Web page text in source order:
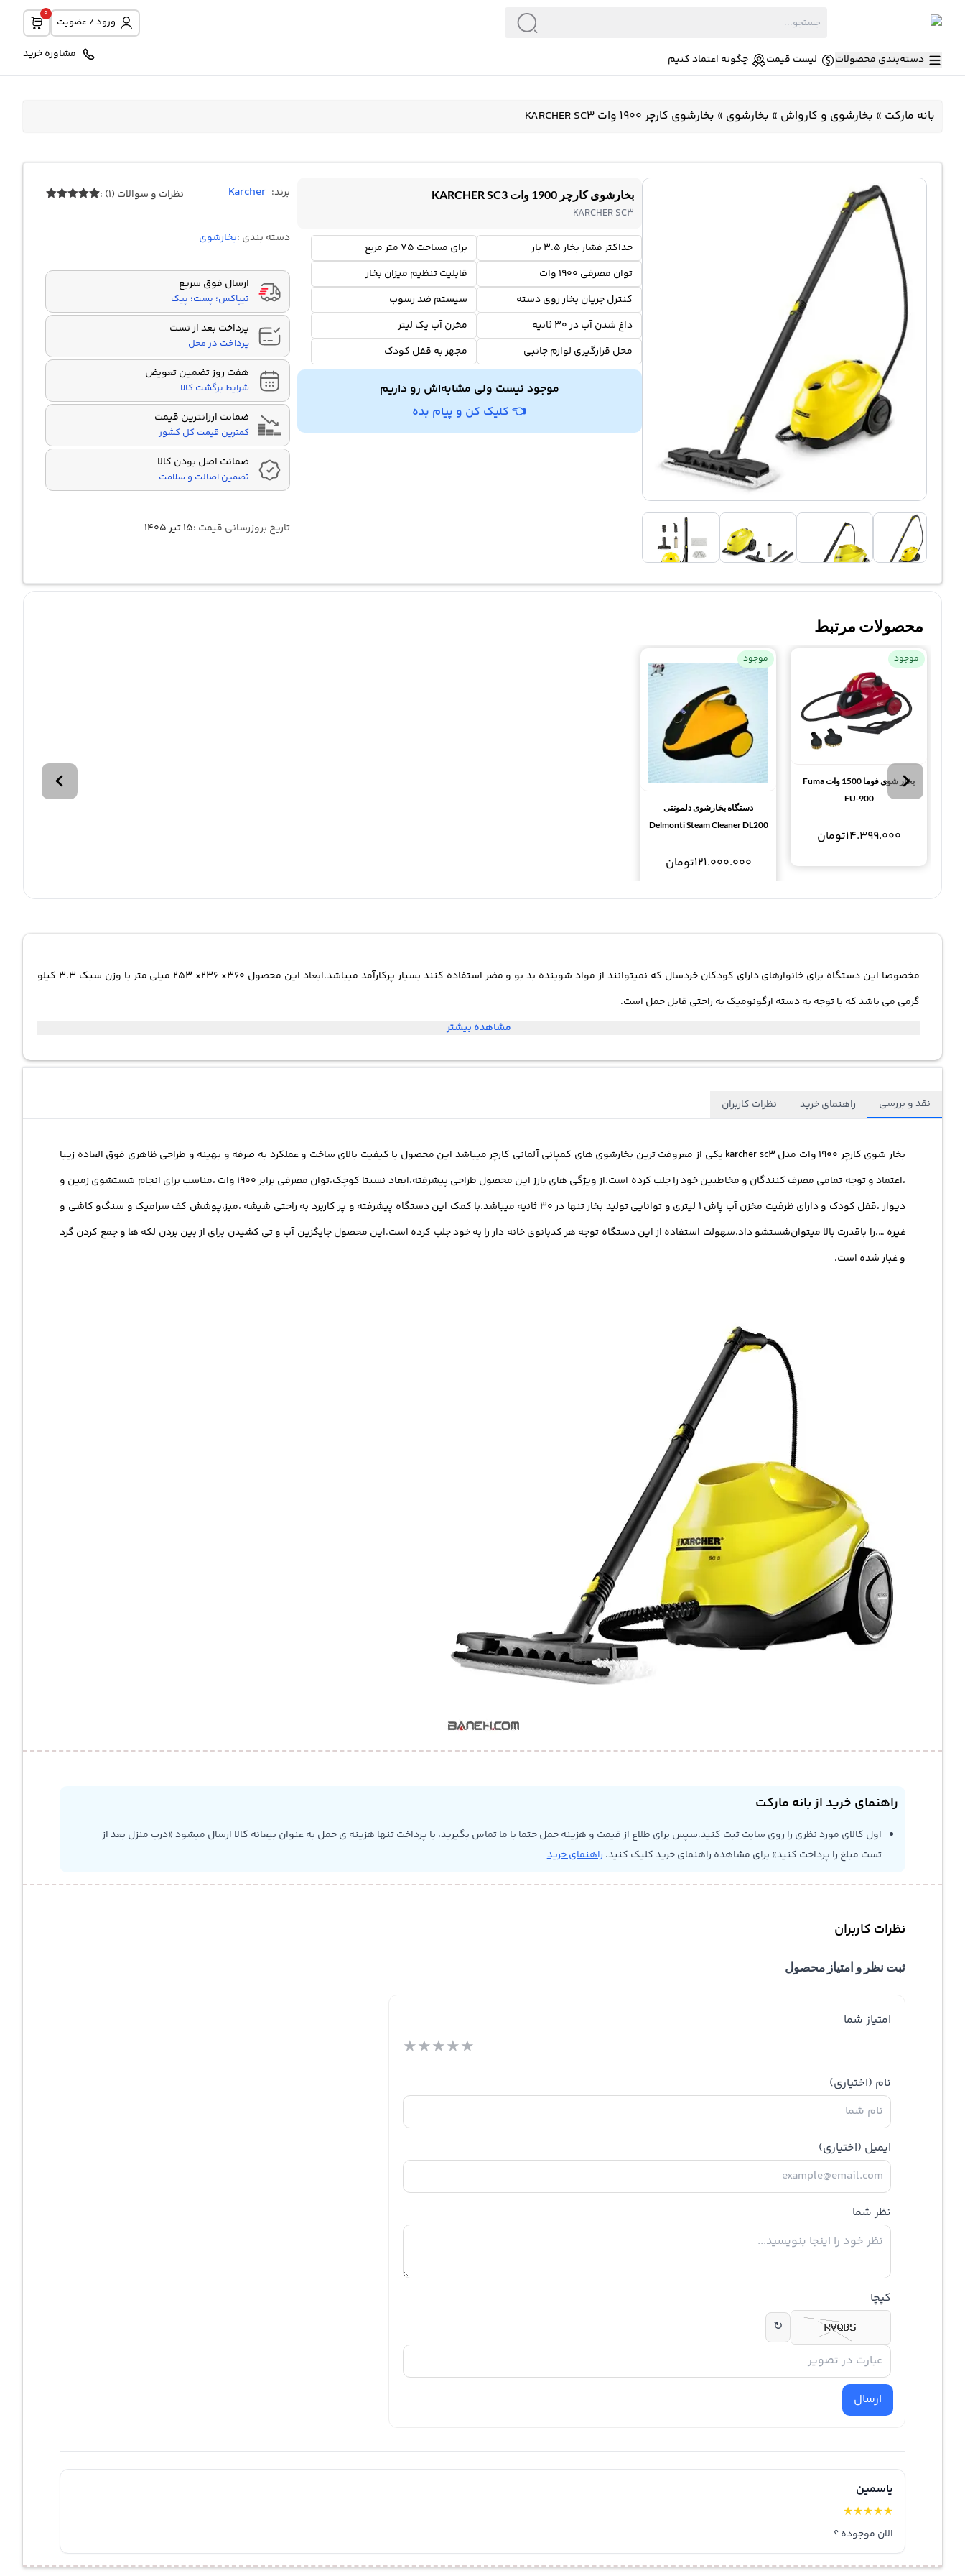
ورود / عضویت
0
دسته‌بندی محصولات لیست قیمت چگونه اعتماد کنیم مشاوره خرید
بانه مارکت » بخارشوی و کارواش » بخارشوی » بخارشوی کارچر 1900 وات KARCHER SC3
بخارشوی کارچر 1900 وات KARCHER SC3
KARCHER SC3
حداکثر فشار بخار 3.5 بار
برای مساحت 75 متر مربع
توان مصرفی 1900 وات
قابلیت تنظیم میزان بخار
کنترل جریان بخار روی دسته
سیستم ضد رسوب
داغ شدن آب در 30 ثانیه
مخزن آب یک لیتر
محل قرارگیری لوازم جانبی
مجهز به قفل کودک
موجود نیست ولی مشابه‌اش رو داریم
👈 کلیک کن و پیام بده
برند: Karcher نظرات و سوالات (1) :
دسته بندی :بخارشوی
ارسال فوق سریع
تیپاکس؛ پست؛ پیک
پرداخت بعد از تست
پرداخت در محل
هفت روز تضمین تعویض
شرایط برگشت کالا
ضمانت ارزانترین قیمت
کمترین قیمت کل کشور
ضمانت اصل بودن کالا
تضمین اصالت و سلامت
تاریخ بروزرسانی قیمت :۱۵ تیر ۱۴۰۵
محصولات مرتبط
موجود
بخار شوی فوما 1500 وات Fuma
FU-900
14.399.000تومان
موجود
دستگاه بخارشوی دلمونتی
Delmonti Steam Cleaner DL200
121.000.000تومان
مخصوصا این دستگاه برای خانوارهای دارای کودکان خردسال که نمیتوانند از مواد شوینده بد بو و مضر استفاده کنند بسیار پرکارآمد میباشد.ابعاد این محصول 360× 236× 253 میلی متر با وزن سبک 3.3 کیلو
گرمی می باشد که با توجه به دسته ارگونومیک به راحتی قابل حمل است.
مشاهده بیشتر
نقد و بررسی راهنمای خرید نظرات کاربران
بخار شوی کارچر ۱۹۰۰ وات مدل karcher sc3 یکی از معروفت ترین بخارشوی های کمپانی آلمانی کارچر میباشد این محصول با کیفیت بالای ساخت و عملکرد به صرفه و بهینه و طراحی ظاهری فوق العاده زیبا
،اعتماد و توجه تمامی مصرف کنندگان و مخاطبین خود را جلب کرده است.از ویژگی های بارز این محصول طراحی پیشرفته،ابعاد نسبتا کوچک،توان مصرفی برابر ۱۹۰۰ وات ،مناسب برای انجام شستشوی زمین و
دیوار ،قفل کودک و دارای ظرفیت مخزن آب پاش ۱ لیتری و توانایی تولید بخار تنها در ۳۰ ثانیه میباشد.با کمک این دستگاه پیشرفته و پر کاربرد به راحتی شیشه ،میز،پوشش کف سرامیک و سنگ‌و کاشی و
غیره ….را باقدرت بالا میتوان‌شستشو داد.سهولت استفاده از این دستگاه توجه هر کدبانوی خانه دار را به خود جلب کرده است.این محصول جایگزین آب و تی کشیدن برای از بین بردن لکه ها و جمع کردن گرد
و غبار شده است.
راهنمای خرید از بانه مارکت
اول کالای مورد نظری را روی سایت ثبت کنید.سپس برای طلاع از قیمت و هزینه حمل حتما با ما تماس بگیرید، با پرداخت تنها هزینه ی حمل به عنوان بیعانه کالا ارسال میشود «درب منزل بعد از
تست مبلغ را پرداخت کنید» برای مشاهده راهنمای خرید کلیک کنید. راهنمای خرید
نظرات کاربران
ثبت نظر و امتیاز محصول
امتیاز شما
★★★★★
نام (اختیاری)
ایمیل (اختیاری)
نظر شما
کپچا
↻
ارسال
یاسمین
★
★
★
★
★
الان موجوده ؟